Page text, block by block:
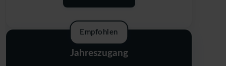
Empfohlen
Jahreszugang